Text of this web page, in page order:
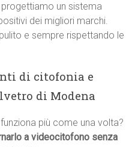
un sistema
dei migliori marchi.
e sempre rispettando le
di citofonia e
di Modena
più come una volta?
a videocitofono senza